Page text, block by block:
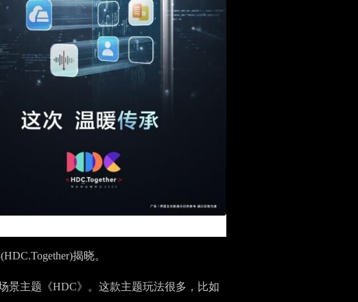
揭晓。
景主题《HDC》。这款主题玩法很多，比如